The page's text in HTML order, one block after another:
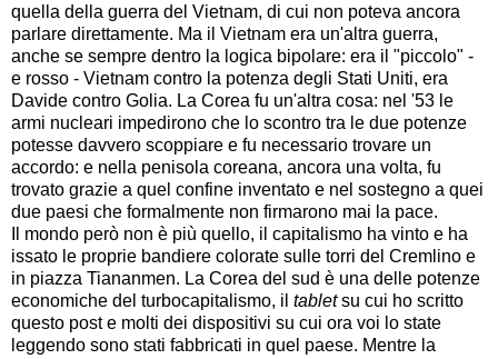
quella della guerra del Vietnam, di cui non poteva ancora
parlare direttamente. Ma il Vietnam era un'altra guerra,
anche se sempre dentro la logica bipolare: era il "piccolo" -
e rosso - Vietnam contro la potenza degli Stati Uniti, era
Davide contro Golia. La Corea fu un'altra cosa: nel '53 le
armi nucleari impedirono che lo scontro tra le due potenze
potesse davvero scoppiare e fu necessario trovare un
accordo: e nella penisola coreana, ancora una volta, fu
trovato grazie a quel confine inventato e nel sostegno a quei
due paesi che formalmente non firmarono mai la pace.
Il mondo però non è più quello, il capitalismo ha vinto e ha
issato le proprie bandiere colorate sulle torri del Cremlino e
in piazza Tiananmen. La Corea del sud è una delle potenze
economiche del turbocapitalismo, il tabletsu cui ho scritto
questo post e molti dei dispositivi su cui ora voi lo state
leggendo sono stati fabbricati in quel paese. Mentre la